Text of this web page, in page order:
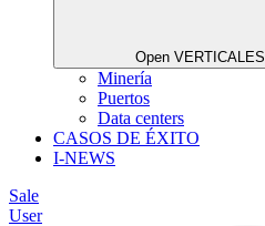
Open VERTICALES
Minería
Puertos
Data centers
CASOS DE ÉXITO
I-NEWS
Sale
User